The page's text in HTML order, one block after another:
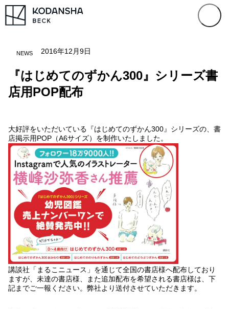
NEWS 2016年12月9日
『はじめてのずかん300』シリーズ書
店用POP配布
大好評をいただいている『はじめてのずかん300』シリーズの、書
店掲示用POP（A6サイズ）を制作いたしました。
講談社「まるこニュース」を通じて全国の書店様へ配布しており
ますが、未達の書店様、また追加配布を希望される書店様は、下
記までご一報ください。弊社より送付させていただきます。